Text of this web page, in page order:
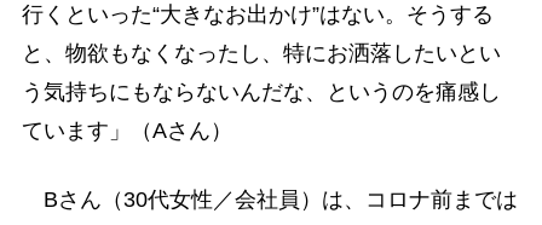
行くといった“大きなお出かけ”はない。そうする
と、物欲もなくなったし、特にお洒落したいとい
う気持ちにもならないんだな、というのを痛感し
ています」（Aさん）
Bさん（30代女性／会社員）は、コロナ前までは